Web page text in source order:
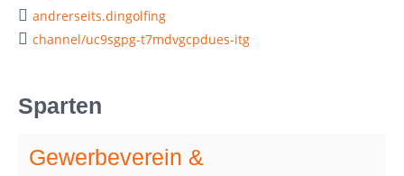
andrerseits.dingolfing
channel/uc9sgpg-t7mdvgcpdues-itg
Sparten
Gewerbeverein &